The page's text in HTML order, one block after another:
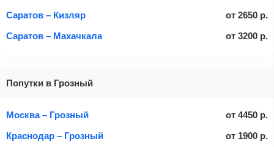
Саратов – Кизляр
от 2650 р.
Саратов – Махачкала
от 3200 р.
Попутки в Грозный
Москва – Грозный от 4450 р.
Краснодар – Грозный
от 1900 р.